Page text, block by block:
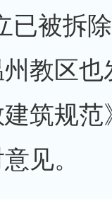
已被拆
教区也
筑规范
见。